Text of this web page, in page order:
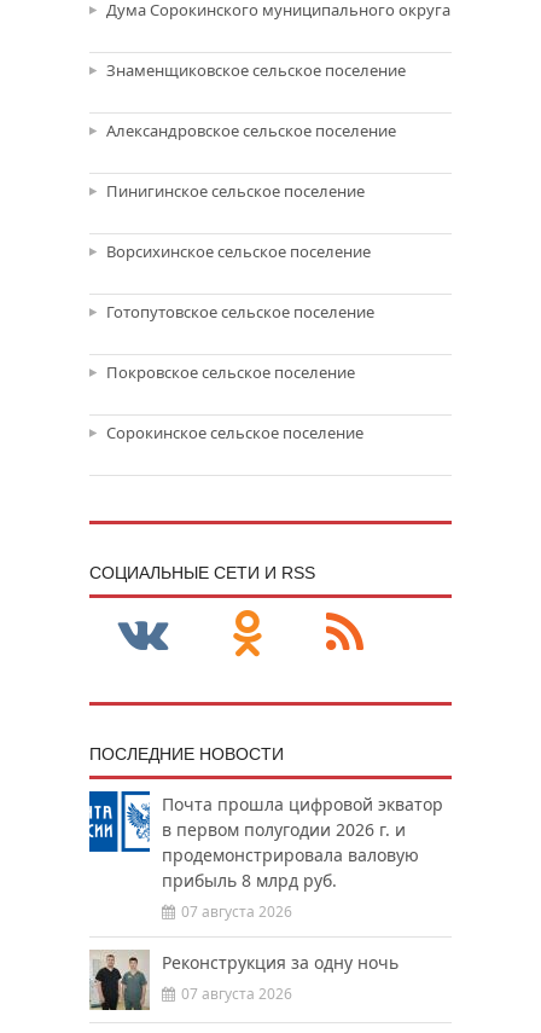
Дума Сорокинского муниципального округа
Знаменщиковское сельское поселение
Александровское сельское поселение
Пинигинское сельское поселение
Ворсихинское сельское поселение
Готопутовское сельское поселение
Покровское сельское поселение
Сорокинское сельское поселение
CОЦИАЛЬНЫЕ СЕТИ И RSS
ПОСЛЕДНИЕ НОВОСТИ
Почта прошла цифровой экватор
в первом полугодии 2026 г. и
продемонстрировала валовую
прибыль 8 млрд руб.
07 августа 2026
Реконструкция за одну ночь
07 августа 2026